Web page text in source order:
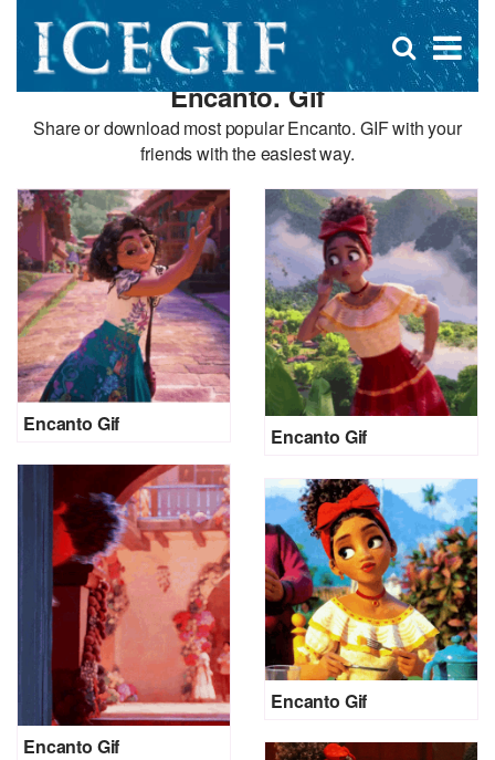
×
Open
search
box
Encanto. Gif
Share or download most popular Encanto. GIF with your
friends with the easiest way.
Encanto Gif
Encanto Gif
Encanto Gif
Encanto Gif